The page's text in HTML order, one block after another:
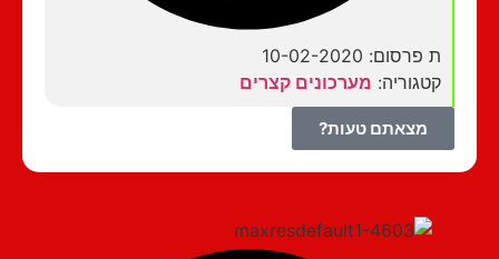
ת פרסום: 10-02-2020
קטגוריה:מערכונים קצרים
מצאתם טעות?